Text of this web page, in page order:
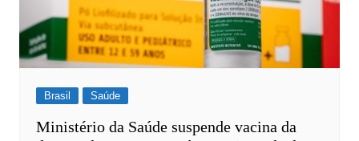
Brasil Saúde
Ministério da Saúde suspende vacina da